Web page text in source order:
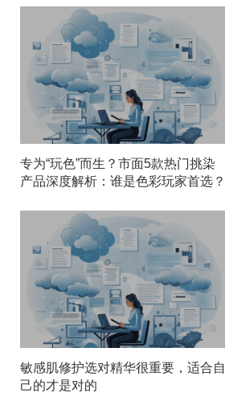
专为“玩色”而生？市面5款热门挑染
产品深度解析：谁是色彩玩家首选？
敏感肌修护选对精华很重要，适合自
己的才是对的